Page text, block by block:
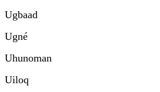
Ugbaad
Ugné
Uhunoman
Uiloq